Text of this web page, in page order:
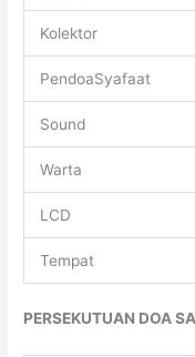
Kolektor
PendoaSyafaat
Sound
Warta
LCD
Tempat
PERSEKUTUAN DOA